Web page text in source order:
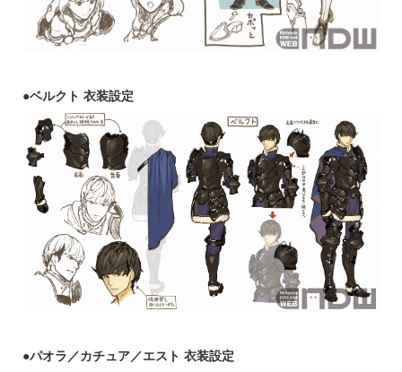
●ベルクト 衣装設定
●パオラ／カチュア／エスト 衣装設定